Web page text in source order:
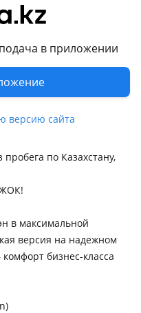
в приложении
версию сайта
по Казахстану,
в максимальной
версия на надежном
бизнес-класса